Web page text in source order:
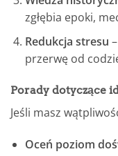
zgłębia epoki,
Redukcja stresu
przerwę od
Porady dotyczące
Jeśli masz
Oceń poziom